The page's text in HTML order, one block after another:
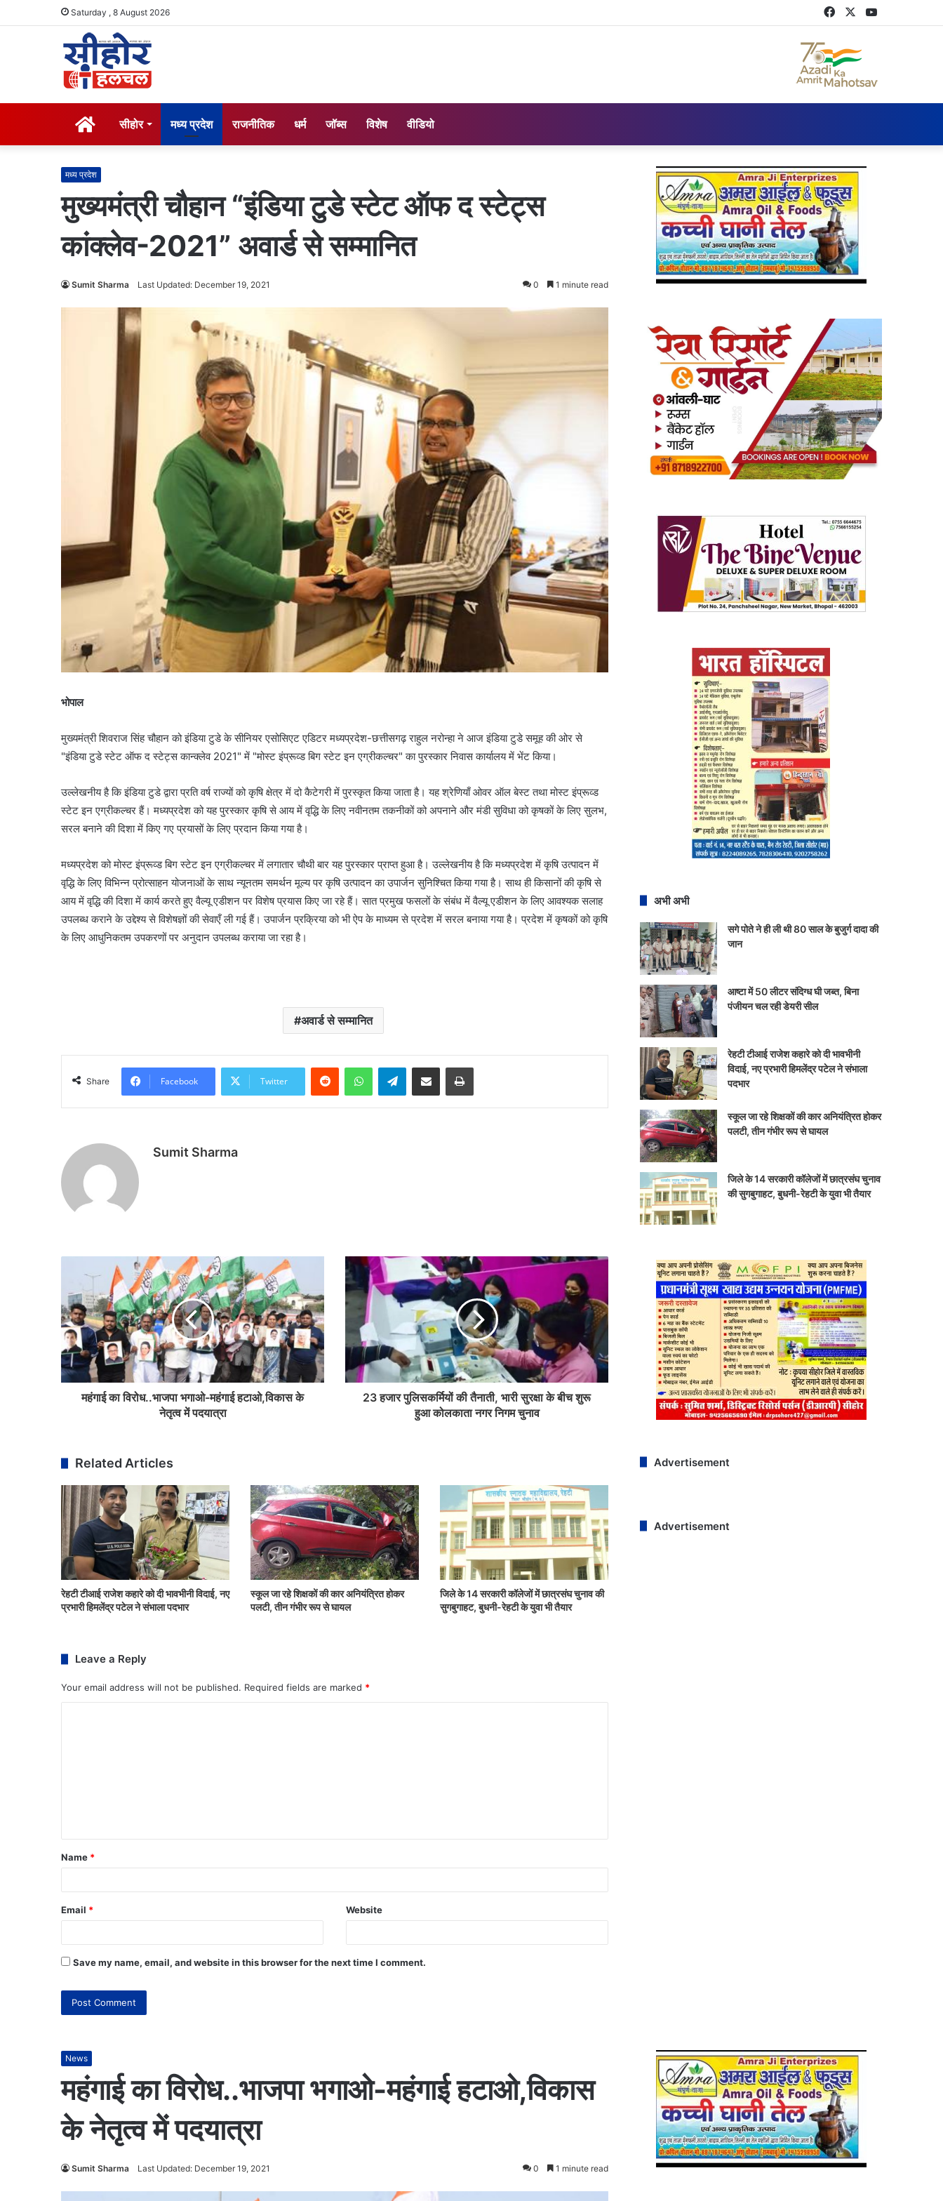
Saturday , 8 August 2026 Twitter
Facebook
सीहोर मध्य प्रदेश राजनीतिक धर्म जॉब्स विशेष वीडियो
मध्य प्रदेश
मुख्यमंत्री चौहान “इंडिया टुडे स्टेट ऑफ द स्टेट्स
कांक्लेव-2021” अवार्ड से सम्मानित
Sumit Sharma Last Updated: December 19, 2021 0 1 minute read
भोपाल
मुख्यमंत्री शिवराज सिंह चौहान को इंडिया टुडे के सीनियर एसोसिएट एडिटर मध्यप्रदेश-छत्तीसगढ़ राहुल नरोन्हा ने आज इंडिया टुडे समूह की ओर से
"इंडिया टुडे स्टेट ऑफ द स्टेट्स कान्क्लेव 2021" में "मोस्ट इंप्रूव्ड बिग स्टेट इन एग्रीकल्चर" का पुरस्कार निवास कार्यालय में भेंट किया।
उल्लेखनीय है कि इंडिया टुडे द्वारा प्रति वर्ष राज्यों को कृषि क्षेत्र में दो कैटेगरी में पुरस्कृत किया जाता है। यह श्रेणियाँ ओवर ऑल बेस्ट तथा मोस्ट इंप्रूव्ड
स्टेट इन एग्रीकल्चर हैं। मध्यप्रदेश को यह पुरस्कार कृषि से आय में वृद्धि के लिए नवीनतम तकनीकों को अपनाने और मंडी सुविधा को कृषकों के लिए सुलभ,
सरल बनाने की दिशा में किए गए प्रयासों के लिए प्रदान किया गया है।
मध्यप्रदेश को मोस्ट इंप्रूव्ड बिग स्टेट इन एग्रीकल्चर में लगातार चौथी बार यह पुरस्कार प्राप्त हुआ है। उल्लेखनीय है कि मध्यप्रदेश में कृषि उत्पादन में
वृद्धि के लिए विभिन्न प्रोत्साहन योजनाओं के साथ न्यूनतम समर्थन मूल्य पर कृषि उत्पादन का उपार्जन सुनिश्चित किया गया है। साथ ही किसानों की कृषि से
आय में वृद्धि की दिशा में कार्य करते हुए वैल्यू एडीशन पर विशेष प्रयास किए जा रहे हैं। सात प्रमुख फसलों के संबंध में वैल्यू एडीशन के लिए आवश्यक सलाह
उपलब्ध कराने के उद्देश्य से विशेषज्ञों की सेवाएँ ली गई हैं। उपार्जन प्रक्रिया को भी ऐप के माध्यम से प्रदेश में सरल बनाया गया है। प्रदेश में कृषकों को कृषि
के लिए आधुनिकतम उपकरणों पर अनुदान उपलब्ध कराया जा रहा है।
अवार्ड से सम्मानित
Share Facebook Twitter
Telegram
Sumit Sharma
महंगाई का विरोध..भाजपा भगाओ-महंगाई हटाओ,विकास के
नेतृत्व में पदयात्रा
23 हजार पुलिसकर्मियों की तैनाती, भारी सुरक्षा के बीच शुरू
हुआ कोलकाता नगर निगम चुनाव
Related Articles
रेहटी टीआई राजेश कहारे को दी भावभीनी विदाई, नए
प्रभारी हिमलेंद्र पटेल ने संभाला पदभार
स्कूल जा रहे शिक्षकों की कार अनियंत्रित होकर
पलटी, तीन गंभीर रूप से घायल
जिले के 14 सरकारी कॉलेजों में छात्रसंघ चुनाव की
सुगबुगाहट, बुधनी-रेहटी के युवा भी तैयार
Leave a Reply
Your email address will not be published. Required fields are marked *
Name *
Email * Website
Save my name, email, and website in this browser for the next time I comment.
अभी अभी
सगे पोते ने ही ली थी 80 साल के बुजुर्ग दादा की
जान
आष्टा में 50 लीटर संदिग्ध घी जब्त, बिना
पंजीयन चल रही डेयरी सील
रेहटी टीआई राजेश कहारे को दी भावभीनी
विदाई, नए प्रभारी हिमलेंद्र पटेल ने संभाला
पदभार
स्कूल जा रहे शिक्षकों की कार अनियंत्रित होकर
पलटी, तीन गंभीर रूप से घायल
जिले के 14 सरकारी कॉलेजों में छात्रसंघ चुनाव
की सुगबुगाहट, बुधनी-रेहटी के युवा भी तैयार
Advertisement
Advertisement